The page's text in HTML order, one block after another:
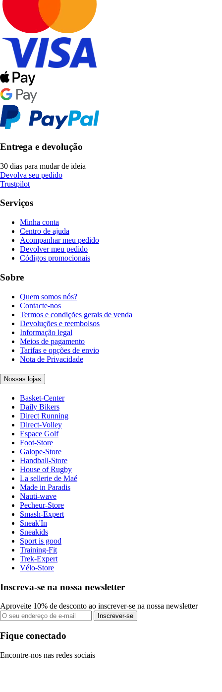
Entrega e devolução
30 dias para mudar de ideia
Devolva seu pedido
Trustpilot
Serviços
Minha conta
Centro de ajuda
Acompanhar meu pedido
Devolver meu pedido
Códigos promocionais
Sobre
Quem somos nós?
Contacte-nos
Termos e condições gerais de venda
Devoluções e reembolsos
Informação legal
Meios de pagamento
Tarifas e opções de envio
Nota de Privacidade
Nossas lojas
Basket-Center
Daily Bikers
Direct Running
Direct-Volley
Espace Golf
Foot-Store
Galope-Store
Handball-Store
House of Rugby
La sellerie de Maé
Made in Paradis
Nauti-wave
Pecheur-Store
Smash-Expert
Sneak'In
Sneakids
Sport is good
Training-Fit
Trek-Expert
Vélo-Store
Inscreva-se na nossa newsletter
Aproveite 10% de desconto ao inscrever-se na nossa newsletter
Inscrever-se
Fique conectado
Encontre-nos nas redes sociais